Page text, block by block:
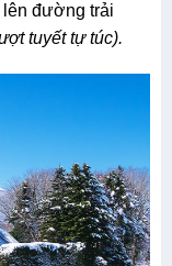
lên đường trải
tuyết tự túc).